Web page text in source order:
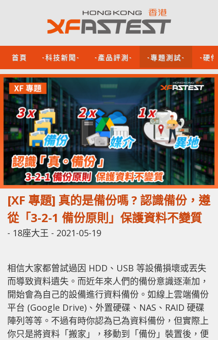
首頁 -科技新聞- -產品評測- -專題測試- -硬
[XF 專題] 真的是備份嗎 ? 認識備份，遵
從「3-2-1 備份原則」保護資料不變質
- 18座大王 - 2021-05-19
相信大家都曾試過因 HDD、USB 等設備損壞或丟失
而導致資料遺失。而近年來人們的備份意識逐漸加，
開始會為自己的設備進行資料備份。如線上雲端備份
平台 (Google Drive)、外置硬碟、NAS、RAID 硬碟
陣列等等。不過有時你認為已為資料備份，但實際上
你只是將資料「搬家」，移動到「備份」裝置後，便